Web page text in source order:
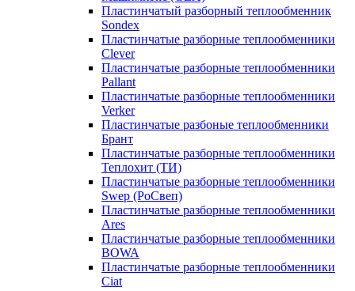
Пластинчатый разборный теплообменник
Sondex
Пластинчатые разборные теплообменники
Clever
Пластинчатые разборные теплообменники
Pallant
Пластинчатые разборные теплообменники
Verker
Пластинчатые разбоные теплообменники
Брант
Пластинчатые разборные теплообменники
Теплохит (ТИ)
Пластинчатые разборные теплообменники
Swep (РоСвеп)
Пластинчатые разборные теплообменники
Ares
Пластинчатые разборные теплообменники
BOWA
Пластинчатые разборные теплообменники
Ciat